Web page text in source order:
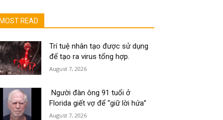
MOST READ
Trí tuệ nhân tạo được sử dụng
để tạo ra virus tổng hợp.
August 7, 2026
Người đàn ông 91 tuổi ở
Florida giết vợ để “giữ lời hứa”
August 7, 2026